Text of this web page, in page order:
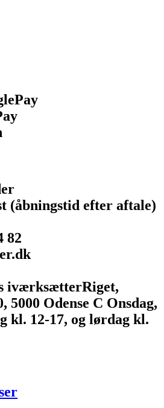
(åbningstid efter aftale)
82
iværksætterRiget,
5000 Odense C Onsdag,
kl. 12-17, og lørdag kl.